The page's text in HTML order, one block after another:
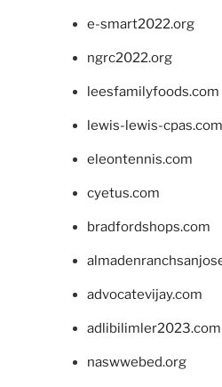
e-smart2022.org
ngrc2022.org
leesfamilyfoods.com
lewis-lewis-cpas.com
eleontennis.com
cyetus.com
bradfordshops.com
advocatevijay.com
adlibilimler2023.com
naswwebed.org